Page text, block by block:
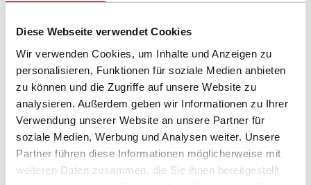
Diese Webseite verwendet Cookies
Wir verwenden Cookies, um Inhalte und Anzeigen zu
personalisieren, Funktionen für soziale Medien anbieten
zu können und die Zugriffe auf unsere Website zu
analysieren. Außerdem geben wir Informationen zu Ihrer
Verwendung unserer Website an unsere Partner für
soziale Medien, Werbung und Analysen weiter. Unsere
Partner führen diese Informationen möglicherweise mit
weiteren Daten zusammen, die Sie ihnen bereitgestellt
und mit speziellen biegsamen LED-Platinen ausgerüstet, die eine
versehentliche Beschädigung vermeiden.
Das Daylite®- Energie-Management gewährleistet einen extrem
geringen Stromverbrauch von nur 30% des Maximalwertes.
Telefonhotline und Callback-Service
Sie erreichen uns aus dem deutschen Festnetz unter der kostenlosen
Servicenummer: